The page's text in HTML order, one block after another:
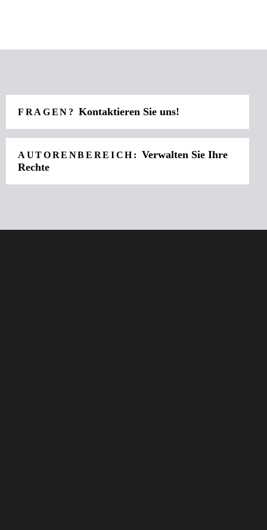
FRAGEN?Kontaktieren Sie uns!
AUTORENBEREICH:Verwalten Sie Ihre
Rechte